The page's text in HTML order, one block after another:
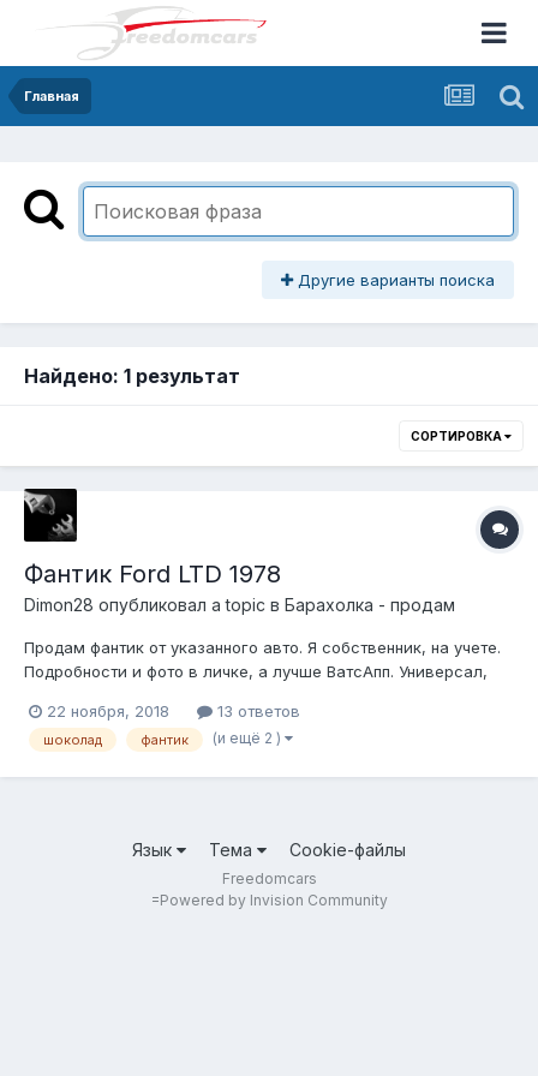
Главная
Другие варианты поиска
Найдено: 1 результат
СОРТИРОВКА
Фантик Ford LTD 1978
Dimon28 опубликовал a topic в Барахолка - продам
Продам фантик от указанного авто. Я собственник, на учете.
Подробности и фото в личке, а лучше ВатсАпп. Универсал,
Конфетку разворачивать сильно не хочется, поэтому ЦКХН-
400 тыс. руб. При реальном интересе готов обсудить цену, но
22 ноября, 2018 13 ответов
шоколад фантик (и ещё 2 )
Язык Тема Cookie-файлы
Freedomcars
=Powered by Invision Community